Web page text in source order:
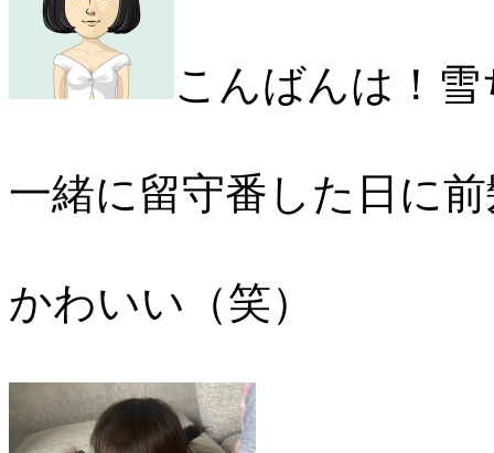
こんばんは！
一緒に留守番した日に
かわいい（笑）